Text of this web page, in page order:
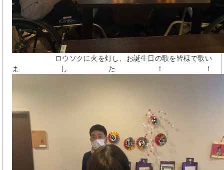
ロウソクに火を灯し、お誕生日の歌を皆様で歌い
ました！！